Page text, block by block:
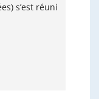
s’est réuni